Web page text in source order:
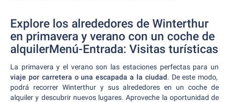
Explore los alrededores de Winterthur
en primavera y verano con un coche de
alquilerMenú-Entrada: Visitas turísticas
La primavera y el verano son las estaciones perfectas para un
viaje por carretera o una escapada a la ciudad. De este modo,
podrá recorrer Winterthur y sus alrededores en un coche de
alquiler y descubrir nuevos lugares. Aproveche la oportunidad de